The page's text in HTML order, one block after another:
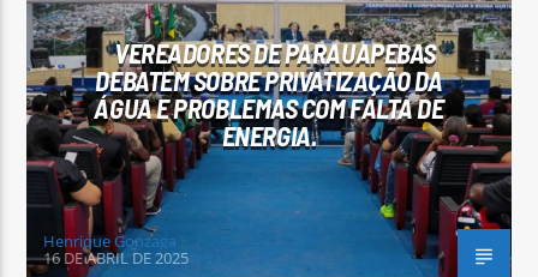
Arara Azul FM
VEREADORES DE PARAUAPEBAS
DEBATEM SOBRE PRIVATIZAÇÃO DA
ÁGUA E PROBLEMAS COM FALTA DE
ENERGIA.
Henrique Gonzaga
16 DE ABRIL DE 2025